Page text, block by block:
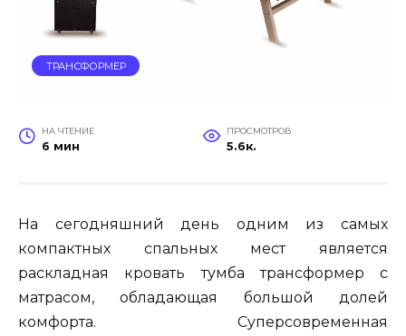
ТРАНСФОРМЕР
НА ЧТЕНИЕ
6 мин
ПРОСМОТРОВ
5.6к.
На сегодняшний день одним из самых
компактных спальных мест является
раскладная кровать тумба трансформер с
матрасом, обладающая большой долей
комфорта. Суперсовременная